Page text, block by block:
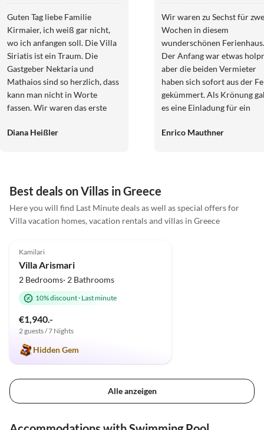
Guten Tag liebe Familie
Kirmaier, ich weiß gar nicht,
wo ich anfangen soll. Die Villa
Siriatis ist ein Traum. Die
Gastgeber Nektaria und
Mathaios sind so herzlich, dass
kann man nicht in Worte
fassen. Wir waren das erste
beeindruckt. Eine interessante
Die Kreter sind so freundlich,
hilfsbereit und fröhlich. Wir
haben unseren Urlaub sehr
genossen und kommen auf alle
Familie Heißler
Diana Heißler
Wir waren zu Sechst für
Wochen in diesem
wunderschönen Ferienhaus.
Der Anfang war etwas
aber die beiden Vermieter
haben sich sofort aus der
gekümmert. Als Krönung
es eine Einladung für ein
Restaurant in Sivas). Das
gekühlten Getränken. Das
lässt keine Wünsche übrig.
Super-Sonnen-Luxus-
Enrico Mauthner
Best deals on Villas in Greece
Here you will find Last Minute deals as well as special offers for
Villa vacation homes, vacation rentals and villas in Greece
Kamilari
Villa Arismari
2 Bedrooms· 2 Bathrooms
10% discount· Last minute
€1,940.-
2 guests / 7 Nights
Hidden Gem
Alle anzeigen